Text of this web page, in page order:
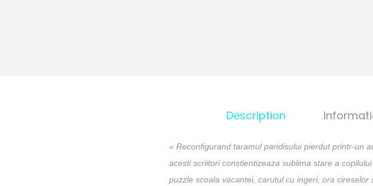
Description
« Reconfigurand taramul paridisului pierdut printr-un
acesti scriitori constientizeaza sublima stare a
puzzle scoala vacantei, carutul cu ingeri, ora cireselor